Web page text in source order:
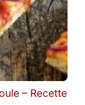
– Recette